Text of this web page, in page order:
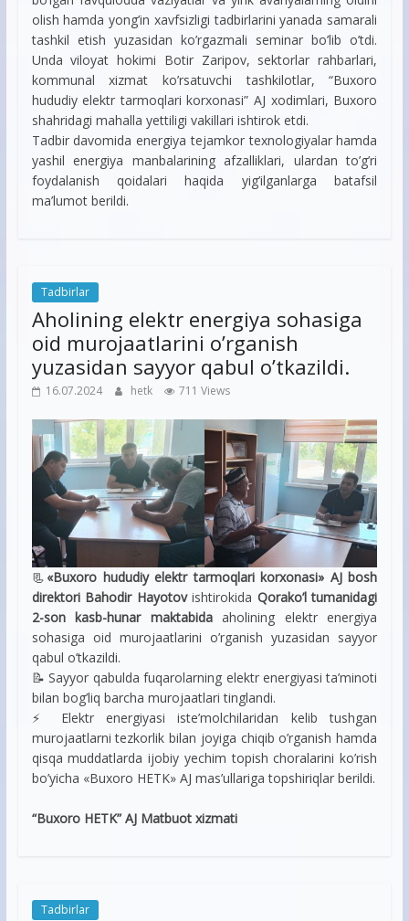
olish hamda yong’in xavfsizligi tadbirlarini yanada samarali
tashkil etish yuzasidan ko’rgazmali seminar bo’lib o’tdi.
Unda viloyat hokimi Botir Zaripov, sektorlar rahbarlari,
kommunal xizmat ko’rsatuvchi tashkilotlar, “Buxoro
hududiy elektr tarmoqlari korxonasi” AJ xodimlari, Buxoro
shahridagi mahalla yettiligi vakillari ishtirok etdi.
Tadbir davomida energiya tejamkor texnologiyalar hamda
yashil energiya manbalarining afzalliklari, ulardan to’g’ri
foydalanish qoidalari haqida yig’ilganlarga batafsil
ma’lumot berildi.
Tadbirlar
Aholining elektr energiya sohasiga
oid murojaatlarini o’rganish
yuzasidan sayyor qabul o’tkazildi.
16.07.2024 hetk 711 Views
📃 «Buxoro hududiy elektr tarmoqlari korxonasi» AJ bosh
direktori Bahodir Hayotovishtirokida Qorako’l tumanidagi
2-son kasb-hunar maktabidaaholining elektr energiya
sohasiga oid murojaatlarini o’rganish yuzasidan sayyor
qabul o’tkazildi.
📝 Sayyor qabulda fuqarolarning elektr energiyasi ta’minoti
bilan bog’liq barcha murojaatlari tinglandi.
⚡️ Elektr energiyasi iste’molchilaridan kelib tushgan
murojaatlarni tezkorlik bilan joyiga chiqib o’rganish hamda
qisqa muddatlarda ijobiy yechim topish choralarini ko’rish
bo’yicha «Buxoro HETK» AJ mas’ullariga topshiriqlar berildi.
“Buxoro HETK” AJ Matbuot xizmati
Tadbirlar